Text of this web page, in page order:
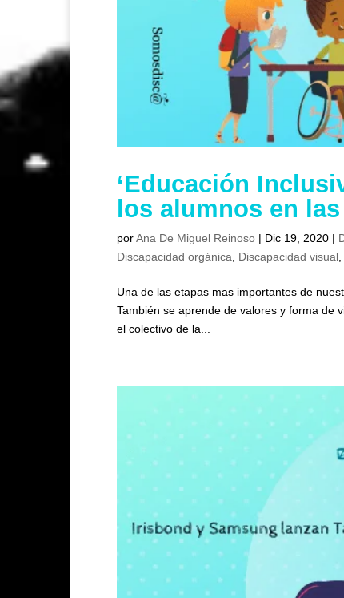
‘Educación
los alumnos en
porAna De Miguel Reinoso | Dic 19, 2020 |
Discapacidad orgánica, Discapacidad visual
Una de las etapas mas importantes de
También se aprende de valores y forma de
el colectivo de la...